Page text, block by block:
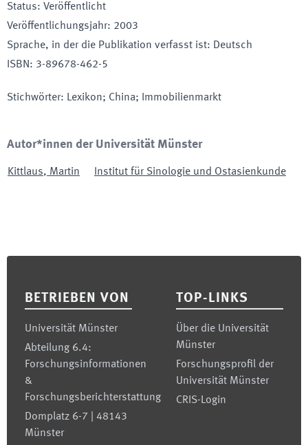
Status: Veröffentlicht
Veröffentlichungsjahr: 2003
Sprache, in der die Publikation verfasst ist: Deutsch
ISBN: 3-89678-462-5
Stichwörter: Lexikon; China; Immobilienmarkt
Autor*innen der Universität Münster
Kittlaus, Martin Institut für Sinologie und Ostasienkunde
BETRIEBEN VON
Universität Münster
Abteilung 6.4:
Forschungsinformationen
&
Forschungsberichterstattung
Domplatz 6-7 | 48143
Münster
TOP-LINKS
Über die Universität
Münster
Forschungsprofil der
Universität Münster
CRIS-Login